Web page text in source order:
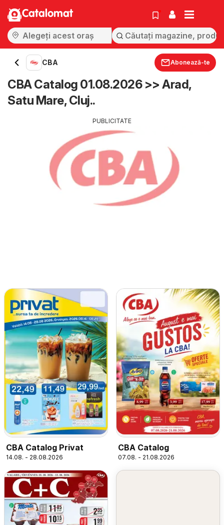
Catalomat
CBA Abonează-te
CBA Catalog 01.08.2026 >> Arad,
Satu Mare, Cluj..
PUBLICITATE
CBA Catalog Privat
14.08. - 28.08.2026
CBA Catalog
07.08. - 21.08.2026